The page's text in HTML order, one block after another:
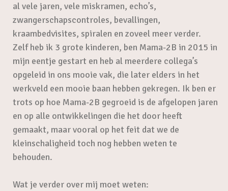
al vele jaren, vele miskramen, echo’s,
zwangerschapscontroles, bevallingen,
kraambedvisites, spiralen en zoveel meer verder.
Zelf heb ik 3 grote kinderen, ben Mama-2B in 2015 in
mijn eentje gestart en heb al meerdere collega’s
opgeleid in ons mooie vak, die later elders in het
werkveld een mooie baan hebben gekregen. Ik ben er
trots op hoe Mama-2B gegroeid is de afgelopen jaren
en op alle ontwikkelingen die het door heeft
gemaakt, maar vooral op het feit dat we de
kleinschaligheid toch nog hebben weten te
behouden.
Wat je verder over mij moet weten: